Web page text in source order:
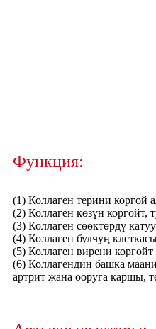
Функция:
(1) Коллаген терини коргой
(2) Коллаген көзүн коргойт,
(3) Коллаген сөөктөрдү
(4) Коллаген булчуң
(5) Коллаген вирени
(6) Коллагендин башка
артрит жана ооруга